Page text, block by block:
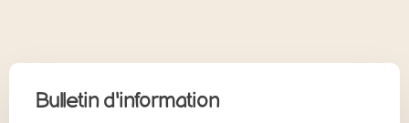
Bulletin d'information